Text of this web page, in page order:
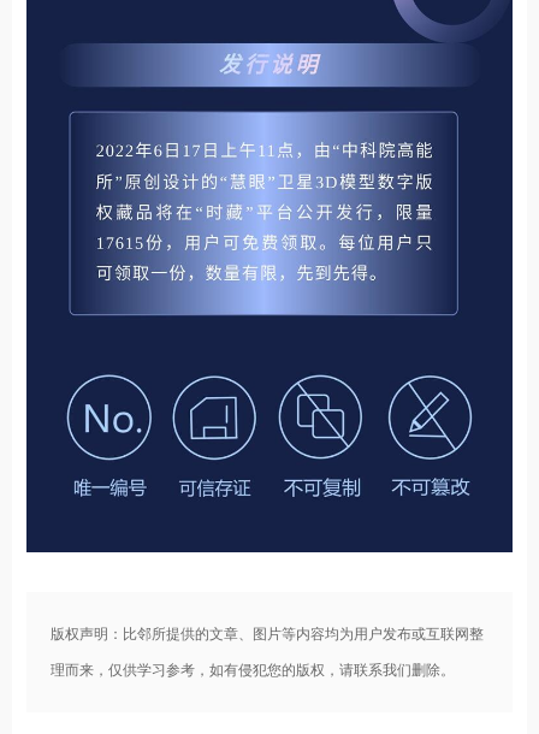
版权声明：比邻所提供的文章、图片等内容均为用户发布或互联网整
理而来，仅供学习参考，如有侵犯您的版权，请联系我们删除。